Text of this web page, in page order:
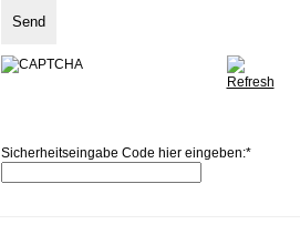
Sicherheitseingabe Code hier eingeben:*